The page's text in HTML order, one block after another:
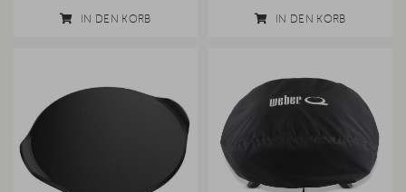
IN DEN KORB IN DEN KORB